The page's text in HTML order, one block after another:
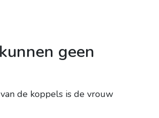
geen
de koppels is de vrouw